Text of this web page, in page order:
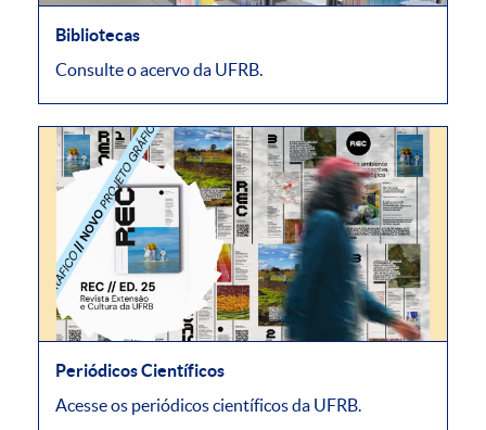
Bibliotecas
Consulte o acervo da UFRB.
Periódicos Científicos
Acesse os periódicos científicos da UFRB.